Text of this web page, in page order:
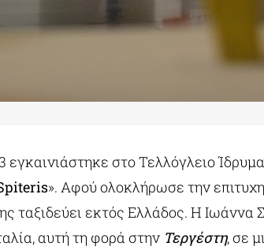
εγκαινιάστηκε στο Τελλόγλειο
». Αφού ολοκλήρωσε την
ταξιδεύει εκτός Ελλάδος. Η Ιωάννα
αυτή τη φορά στην Τεργέστη, σε